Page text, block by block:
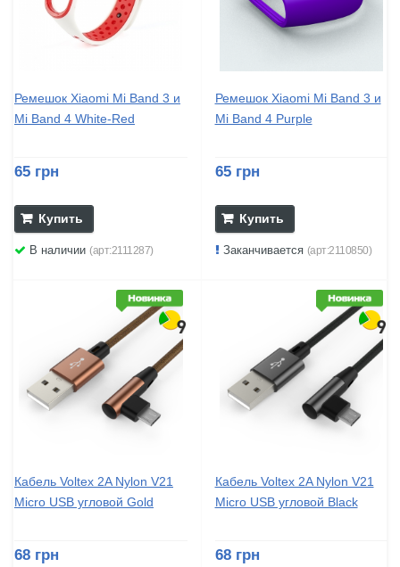
Ремешок Xiaomi Mi Band 3 и
Mi Band 4 White-Red
65 грн
Купить
В наличии (арт:2111287)
Ремешок Xiaomi Mi Band 3 и
Mi Band 4 Purple
65 грн
Купить
Заканчивается (арт:2110850)
Кабель Voltex 2A Nylon V21
Micro USB угловой Gold
68 грн
Кабель Voltex 2A Nylon V21
Micro USB угловой Black
68 грн